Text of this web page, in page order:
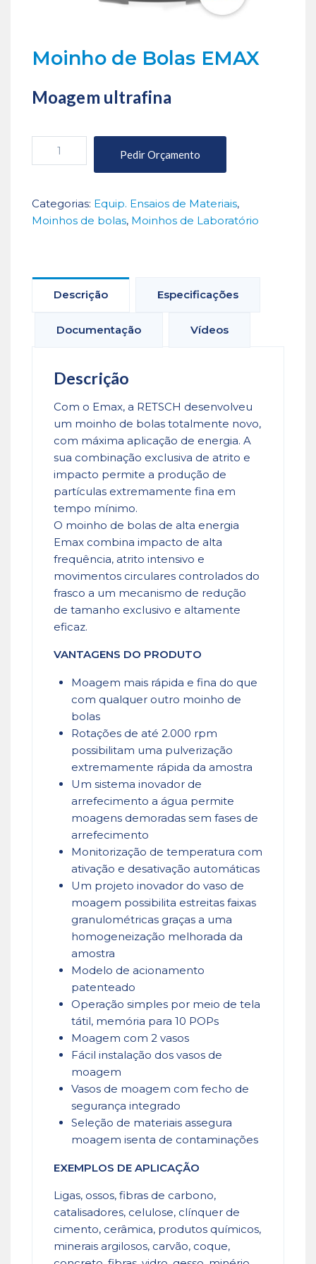
Moinho de Bolas EMAX
Moagem ultrafina
Bolas
EMAX
Pedir Orçamento
Categorias: Equip. Ensaios de Materiais,
Moinhos de bolas, Moinhos de Laboratório
Descrição Especificações
Documentação Vídeos
Descrição
Com o Emax, a RETSCH desenvolveu
um moinho de bolas totalmente novo,
com máxima aplicação de energia. A
sua combinação exclusiva de atrito e
impacto permite a produção de
partículas extremamente fina em
tempo mínimo.
O moinho de bolas de alta energia
Emax combina impacto de alta
frequência, atrito intensivo e
movimentos circulares controlados do
frasco a um mecanismo de redução
de tamanho exclusivo e altamente
eficaz.
VANTAGENS DO PRODUTO
Moagem mais rápida e fina do que
com qualquer outro moinho de
bolas
Rotações de até 2.000 rpm
possibilitam uma pulverização
extremamente rápida da amostra
Um sistema inovador de
arrefecimento a água permite
moagens demoradas sem fases de
arrefecimento
Monitorização de temperatura com
ativação e desativação automáticas
Um projeto inovador do vaso de
moagem possibilita estreitas faixas
granulométricas graças a uma
homogeneização melhorada da
amostra
Modelo de acionamento
patenteado
Operação simples por meio de tela
tátil, memória para 10 POPs
Moagem com 2 vasos
Fácil instalação dos vasos de
moagem
Vasos de moagem com fecho de
segurança integrado
Seleção de materiais assegura
moagem isenta de contaminações
EXEMPLOS DE APLICAÇÃO
Ligas, ossos, fibras de carbono,
catalisadores, celulose, clínquer de
cimento, cerâmica, produtos químicos,
minerais argilosos, carvão, coque,